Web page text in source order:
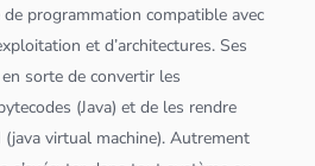
programmation compatible avec
et d’architectures. Ses
sorte de convertir les
(Java) et de les rendre
(java virtual machine). Autrement